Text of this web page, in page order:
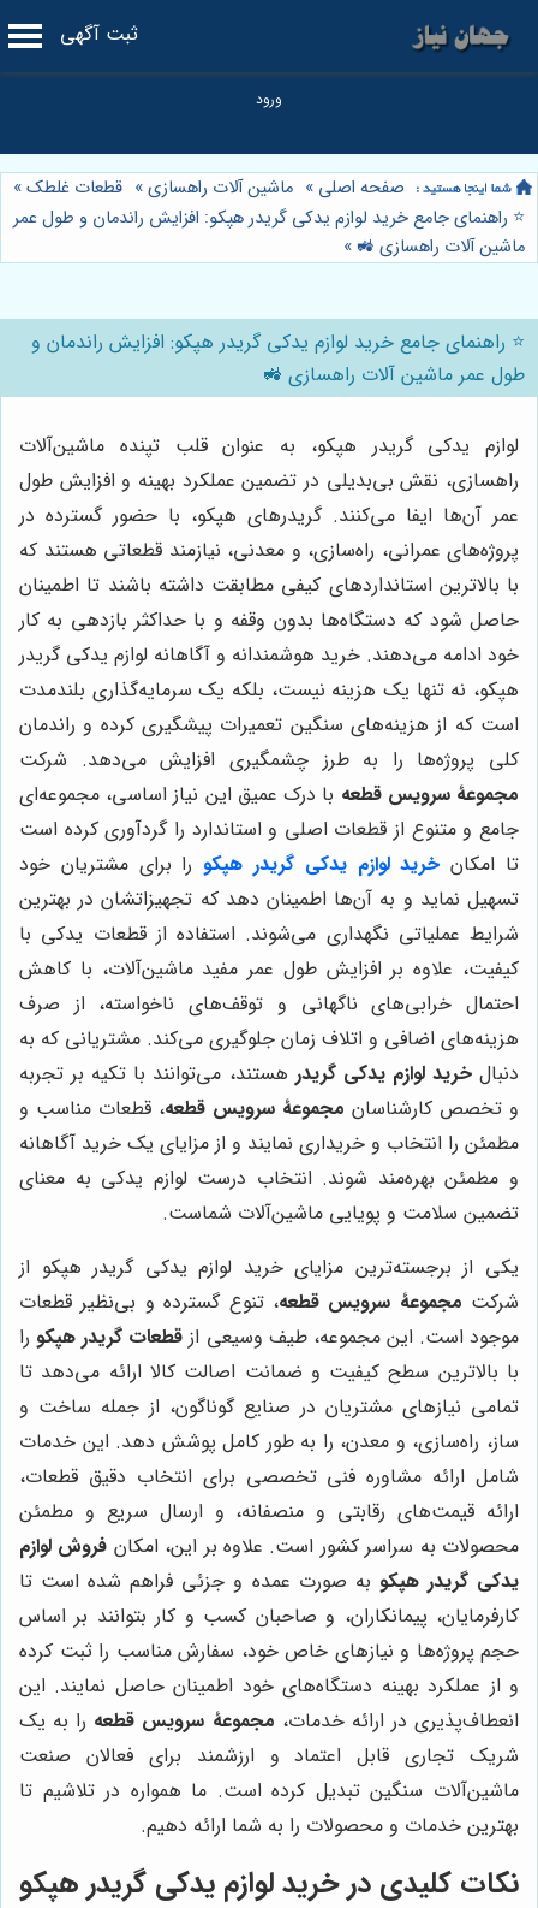
ثبت آگهی
صفحه اصلی » ماشین آلات راهسازی» قطعات غلطک»
⭐️ راهنمای جامع خرید لوازم یدکی گریدر هپکو: افزایش راندمان و طول عمر
ماشین آلات راهسازی 🚜 »
⭐️ راهنمای جامع خرید لوازم یدکی گریدر هپکو: افزایش راندمان و
طول عمر ماشین آلات راهسازی 🚜
لوازم یدکی گریدر هپکو، به عنوان قلب تپنده ماشین‌آلات
راهسازی، نقش بی‌بدیلی در تضمین عملکرد بهینه و افزایش طول
عمر آن‌ها ایفا می‌کنند. گریدرهای هپکو، با حضور گسترده در
پروژه‌های عمرانی، راه‌سازی، و معدنی، نیازمند قطعاتی هستند که
با بالاترین استانداردهای کیفی مطابقت داشته باشند تا اطمینان
حاصل شود که دستگاه‌ها بدون وقفه و با حداکثر بازدهی به کار
خود ادامه می‌دهند. خرید هوشمندانه و آگاهانه لوازم یدکی گریدر
هپکو، نه تنها یک هزینه نیست، بلکه یک سرمایه‌گذاری بلندمدت
است که از هزینه‌های سنگین تعمیرات پیشگیری کرده و راندمان
کلی پروژه‌ها را به طرز چشمگیری افزایش می‌دهد. شرکت
مجموعۀ سرویس قطعه با درک عمیق این نیاز اساسی، مجموعه‌ای
جامع و متنوع از قطعات اصلی و استاندارد را گردآوری کرده است
تا امکان خرید لوازم یدکی گریدر هپکورا برای مشتریان خود
تسهیل نماید و به آن‌ها اطمینان دهد که تجهیزاتشان در بهترین
شرایط عملیاتی نگهداری می‌شوند. استفاده از قطعات یدکی با
کیفیت، علاوه بر افزایش طول عمر مفید ماشین‌آلات، با کاهش
احتمال خرابی‌های ناگهانی و توقف‌های ناخواسته، از صرف
هزینه‌های اضافی و اتلاف زمان جلوگیری می‌کند. مشتریانی که به
دنبالخرید لوازم یدکی گریدر هستند، می‌توانند با تکیه بر تجربه
و تخصص کارشناسان مجموعۀ سرویس قطعه، قطعات مناسب و
مطمئن را انتخاب و خریداری نمایند و از مزایای یک خرید آگاهانه
و مطمئن بهره‌مند شوند. انتخاب درست لوازم یدکی به معنای
تضمین سلامت و پویایی ماشین‌آلات شماست.
یکی از برجسته‌ترین مزایای خرید لوازم یدکی گریدر هپکو از
شرکت مجموعۀ سرویس قطعه، تنوع گسترده و بی‌نظیر قطعات
موجود است. این مجموعه، طیف وسیعی از قطعات گریدر هپکورا
با بالاترین سطح کیفیت و ضمانت اصالت کالا ارائه می‌دهد تا
تمامی نیازهای مشتریان در صنایع گوناگون، از جمله ساخت و
ساز، راه‌سازی، و معدن، را به طور کامل پوشش دهد. این خدمات
شامل ارائه مشاوره فنی تخصصی برای انتخاب دقیق قطعات،
ارائه قیمت‌های رقابتی و منصفانه، و ارسال سریع و مطمئن
محصولات به سراسر کشور است. علاوه بر این، امکان فروش لوازم
یدکی گریدر هپکو به صورت عمده و جزئی فراهم شده است تا
کارفرمایان، پیمانکاران، و صاحبان کسب و کار بتوانند بر اساس
حجم پروژه‌ها و نیازهای خاص خود، سفارش مناسب را ثبت کرده
و از عملکرد بهینه دستگاه‌های خود اطمینان حاصل نمایند. این
انعطاف‌پذیری در ارائه خدمات، مجموعۀ سرویس قطعه را به یک
شریک تجاری قابل اعتماد و ارزشمند برای فعالان صنعت
ماشین‌آلات سنگین تبدیل کرده است. ما همواره در تلاشیم تا
بهترین خدمات و محصولات را به شما ارائه دهیم.
نکات کلیدی در خرید لوازم یدکی گریدر هپکو